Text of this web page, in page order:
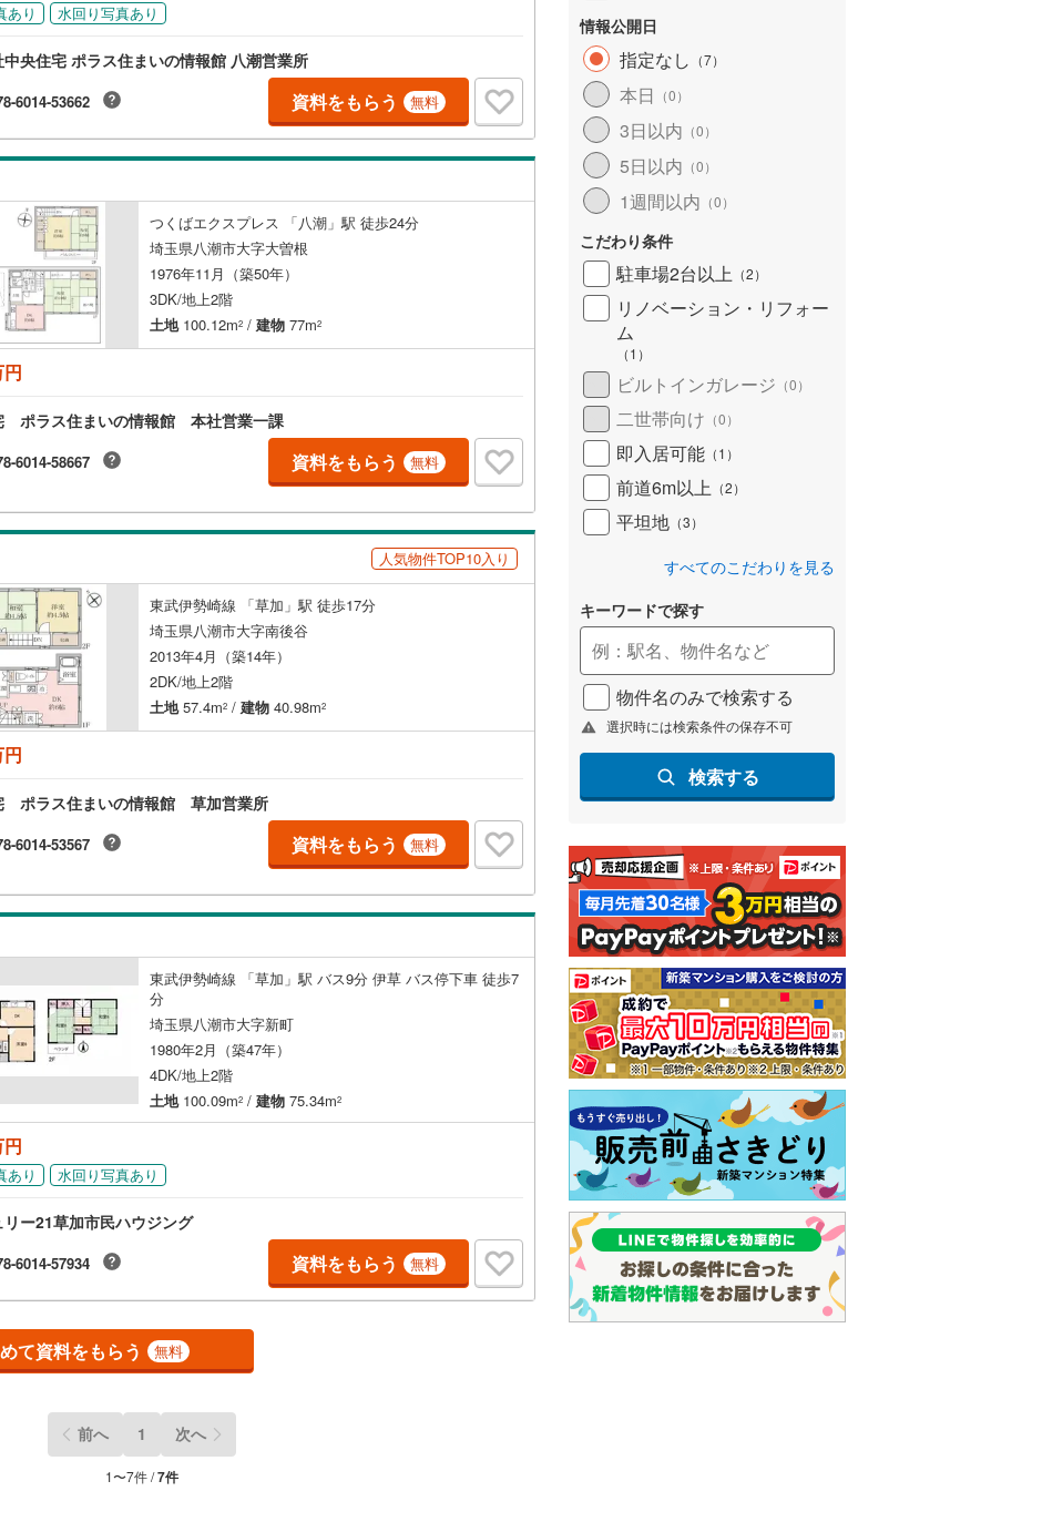
あり 水回り写真あり
央住宅 ポラス住まいの情報館 八潮営業所
6014-53662 資料をもらう 無料
つくばエクスプレス 「八潮」駅 徒歩24分
埼玉県八潮市大字大曽根
1976年11月（築50年）
3DK/地上2階
土地100.12m2 / 建物 77m2
ポラス住まいの情報館 本社営業一課
6014-58667 資料をもらう 無料
人気物件TOP10入り
東武伊勢崎線 「草加」駅 徒歩17分
埼玉県八潮市大字南後谷
2013年4月（築14年）
2DK/地上2階
土地57.4m2 / 建物 40.98m2
ポラス住まいの情報館 草加営業所
6014-53567 資料をもらう 無料
東武伊勢崎線 「草加」駅 バス9分 伊草 バス停下車 徒歩7
分
埼玉県八潮市大字新町
1980年2月（築47年）
4DK/地上2階
土地100.09m2 / 建物 75.34m2
あり 水回り写真あり
ー21草加市民ハウジング
6014-57934 資料をもらう 無料
て資料をもらう 無料
前へ 1 次へ
1〜7件 /7件
情報公開日
指定なし （7）
本日 （0）
3日以内 （0）
5日以内 （0）
1週間以内 （0）
こだわり条件
駐車場2台以上 （2）
リノベーション・リフォー
ム
（1 ）
ビルトインガレージ （0）
二世帯向け （0）
即入居可能 （1 ）
前道6m以上 （2）
平坦地 （3）
すべてのこだわりを見る
キーワードで探す
物件名のみで検索する
選択時には検索条件の保存不可
検索する